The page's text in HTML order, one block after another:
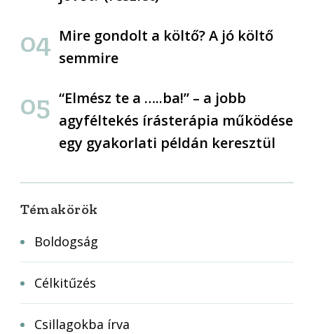
Mire gondolt a költő? A jó költő
semmire
“Elmész te a …..ba!” – a jobb
agyféltekés írásterápia működése
egy gyakorlati példán keresztül
Témakörök
Boldogság
Célkitűzés
Csillagokba írva